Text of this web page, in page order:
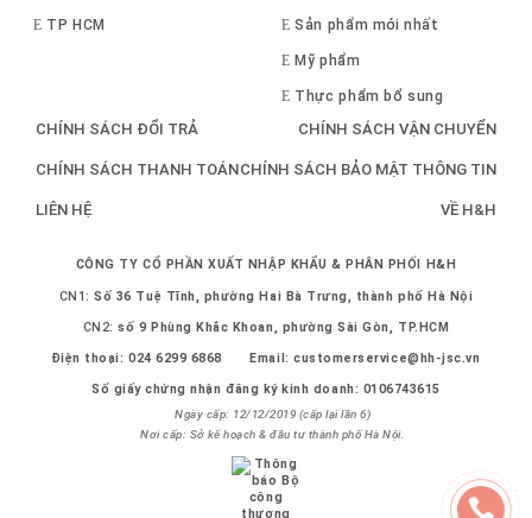
TP HCM Sản phẩm mới nhất
Mỹ phẩm
Thực phẩm bổ sung
CHÍNH SÁCH ĐỔI TRẢ CHÍNH SÁCH VẬN CHUYỂN
CHÍNH SÁCH THANH TOÁNCHÍNH SÁCH BẢO MẬT THÔNG TIN
LIÊN HỆ VỀ H&H
CÔNG TY CỔ PHẦN XUẤT NHẬP KHẨU & PHÂN PHỐI H&H
CN1:Số 36 Tuệ Tĩnh, phường Hai Bà Trưng, thành phố Hà Nội
CN2:số 9 Phùng Khắc Khoan, phường Sài Gòn, TP.HCM
Điện thoại:024 6299 6868 Email:customerservice@hh-jsc.vn
Số giấy chứng nhận đăng ký kinh doanh: 0106743615
Ngày cấp: 12/12/2019 (cấp lại lần 6)
Nơi cấp: Sở kế hoạch & đầu tư thành phố Hà Nội.